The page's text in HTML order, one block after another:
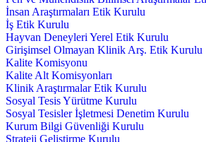
İnsan Araştırmaları Etik Kurulu
İş Etik Kurulu
Hayvan Deneyleri Yerel Etik Kurulu
Girişimsel Olmayan Klinik Arş. Etik Kurulu
Kalite Komisyonu
Kalite Alt Komisyonları
Klinik Araştırmalar Etik Kurulu
Sosyal Tesis Yürütme Kurulu
Sosyal Tesisler İşletmesi Denetim Kurulu
Kurum Bilgi Güvenliği Kurulu
Strateji Geliştirme Kurulu